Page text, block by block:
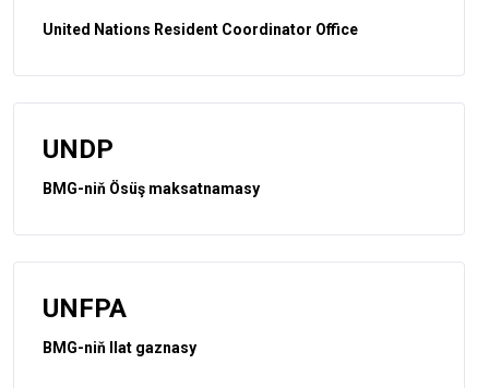
United Nations Resident Coordinator Office
UNDP
BMG-niň Ösüş maksatnamasy
UNFPA
BMG-niň Ilat gaznasy